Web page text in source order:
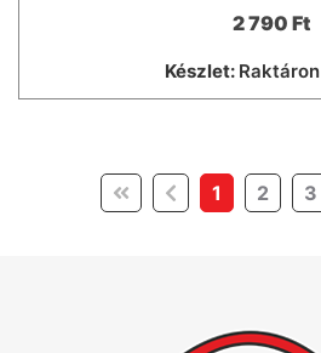
2 790 Ft
Készlet: Raktáron
1 (current)
2 3